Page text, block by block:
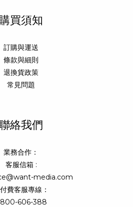
購買須知
訂購與運送
條款與細則
退換貨政策
常見問題
絡我們
業務合作：
客服信箱 :
media.com
費客服專線：
606-388